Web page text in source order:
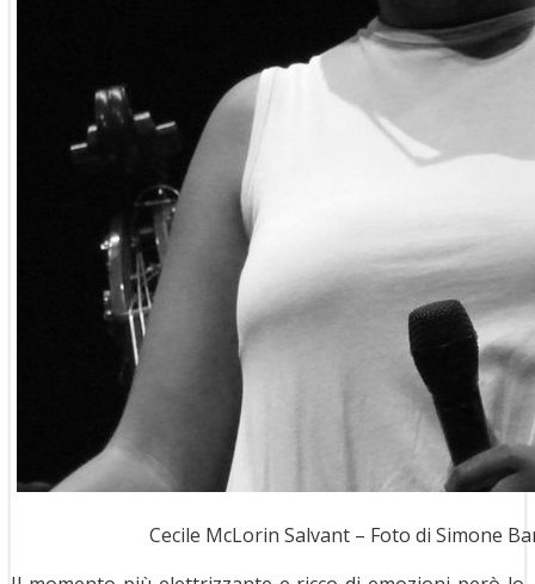
Cecile McLorin Salvant – Foto di Simone